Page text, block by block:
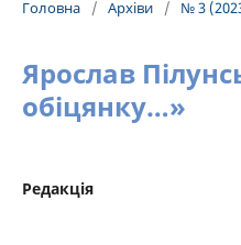
Головна / Архіви / № 3
Ярослав
обіцянку…»
Редакція